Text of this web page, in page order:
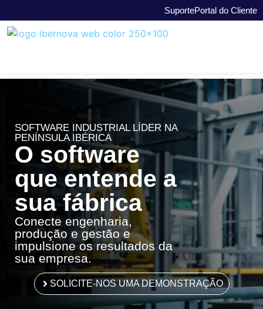
SuportePortal do Cliente
SOFTWARE INDUSTRIAL LÍDER NA
PENÍNSULA IBÉRICA
O software
que entende a
sua fábrica
Conecte engenharia,
produção e gestão e
impulsione os resultados da
sua empresa.
SOLICITE-NOS UMA DEMONSTRAÇÃO